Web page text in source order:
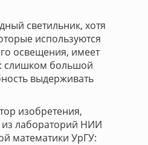
светильник, хотя
используются
освещения, имеет
слишком большой
выдерживать
изобретения,
лабораторий НИИ
математики УрГУ: